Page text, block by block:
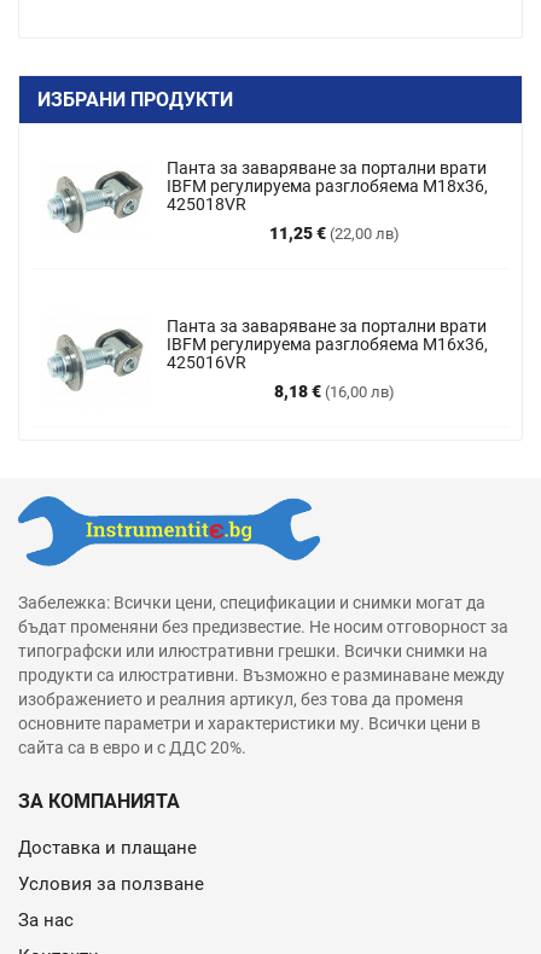
ИЗБРАНИ ПРОДУКТИ
Панта за заваряване за портални врати
IBFM регулируема разглобяема M18x36,
425018VR
11,25 € (22,00 лв)
Цена
Панта за заваряване за портални врати
IBFM регулируема разглобяема М16х36,
425016VR
8,18 € (16,00 лв)
Цена
Забележка: Всички цени, спецификации и снимки могат да
бъдат променяни без предизвестие. Не носим отговорност за
типографски или илюстративни грешки. Всички снимки на
продукти са илюстративни. Възможно е разминаване между
изображението и реалния артикул, без това да променя
основните параметри и характеристики му. Всички цени в
сайта са в евро и с ДДС 20%.
ЗА КОМПАНИЯТА
Доставка и плащане
Условия за ползване
За нас